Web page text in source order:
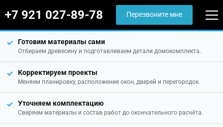
+7 921 027-89-78 Перезвоните мне
Готовим материалы сами
Отбираем древесину и подготавливаем детали домокомплекта.
Корректируем проекты
Меняем планировку, расположение окон, дверей и перегородок.
Уточняем комплектацию
Сверяем материалы и состав работ до окончательного расчёта.